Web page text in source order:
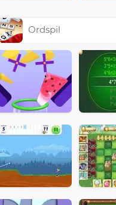
Ordspil